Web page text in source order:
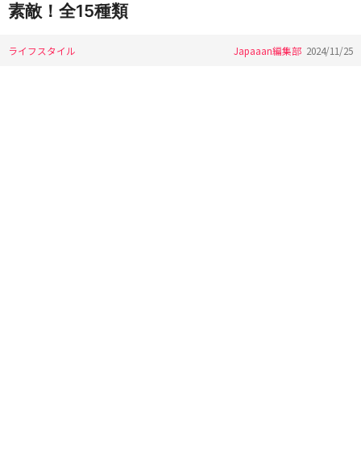
素敵！全15種類
ライフスタイル Japaaan編集部 2024/11/25